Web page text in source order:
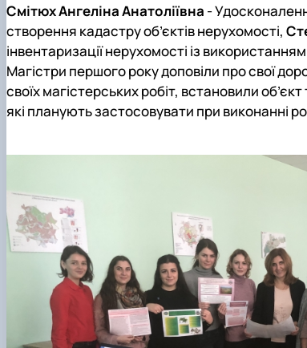
Смітюх Ангеліна Анатоліївна -
створення кадастру об’єктів нерухомості,
інвентаризації нерухомості із
Магістри першого року доповіли про свої
своїх магістерських робіт, встановили
які планують застосовувати при виконанні